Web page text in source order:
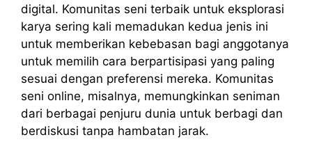
digital. Komunitas seni terbaik untuk eksplorasi
karya sering kali memadukan kedua jenis ini
untuk memberikan kebebasan bagi anggotanya
untuk memilih cara berpartisipasi yang paling
sesuai dengan preferensi mereka. Komunitas
seni online, misalnya, memungkinkan seniman
dari berbagai penjuru dunia untuk berbagi dan
berdiskusi tanpa hambatan jarak.